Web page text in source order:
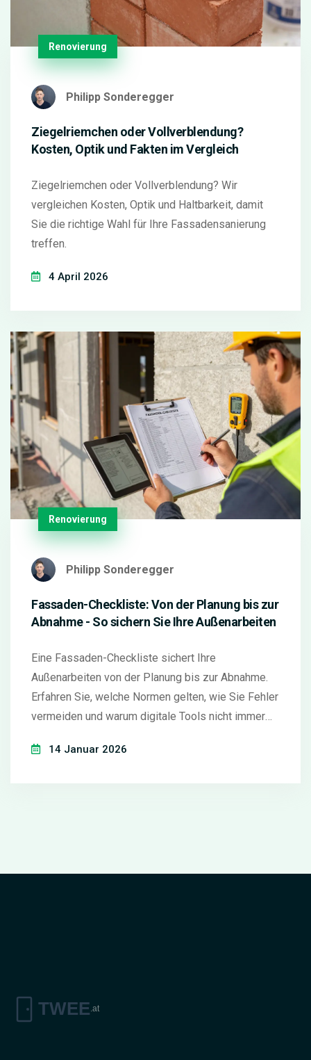
Renovierung
Philipp Sonderegger
Ziegelriemchen oder Vollverblendung?
Kosten, Optik und Fakten im Vergleich
Ziegelriemchen oder Vollverblendung? Wir
vergleichen Kosten, Optik und Haltbarkeit, damit
Sie die richtige Wahl für Ihre Fassadensanierung
treffen.
4 April 2026
Renovierung
Philipp Sonderegger
Fassaden-Checkliste: Von der Planung bis zur
Abnahme - So sichern Sie Ihre Außenarbeiten
Eine Fassaden-Checkliste sichert Ihre
Außenarbeiten von der Planung bis zur Abnahme.
Erfahren Sie, welche Normen gelten, wie Sie Fehler
vermeiden und warum digitale Tools nicht immer
14 Januar 2026